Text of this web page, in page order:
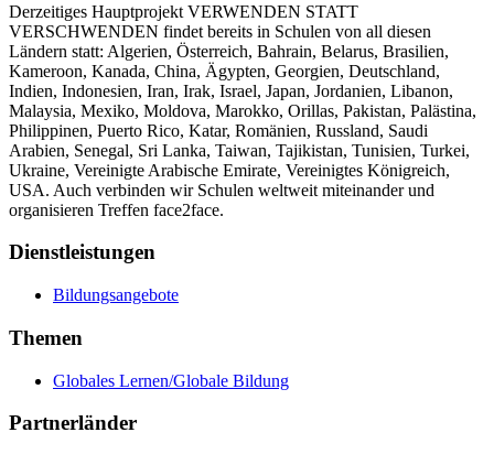
Derzeitiges Hauptprojekt VERWENDEN STATT
VERSCHWENDEN findet bereits in Schulen von all diesen
Ländern statt: Algerien, Österreich, Bahrain, Belarus, Brasilien,
Kameroon, Kanada, China, Ägypten, Georgien, Deutschland,
Indien, Indonesien, Iran, Irak, Israel, Japan, Jordanien, Libanon,
Malaysia, Mexiko, Moldova, Marokko, Orillas, Pakistan, Palästina,
Philippinen, Puerto Rico, Katar, Romänien, Russland, Saudi
Arabien, Senegal, Sri Lanka, Taiwan, Tajikistan, Tunisien, Turkei,
Ukraine, Vereinigte Arabische Emirate, Vereinigtes Königreich,
USA. Auch verbinden wir Schulen weltweit miteinander und
organisieren Treffen face2face.
Dienstleistungen
Bildungsangebote
Themen
Globales Lernen/Globale Bildung
Partnerländer